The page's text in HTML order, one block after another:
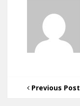
Previous Post